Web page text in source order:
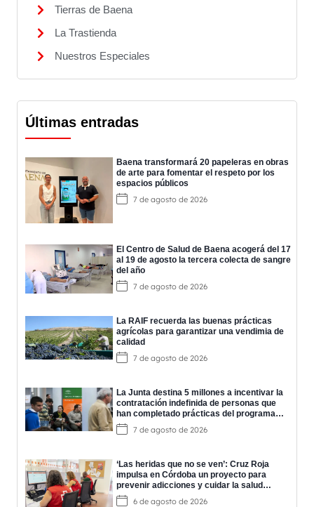
Tierras de Baena
La Trastienda
Nuestros Especiales
Últimas entradas
Baena transformará 20 papeleras en obras
de arte para fomentar el respeto por los
espacios públicos
7 de agosto de 2026
El Centro de Salud de Baena acogerá del 17
al 19 de agosto la tercera colecta de sangre
del año
7 de agosto de 2026
La RAIF recuerda las buenas prácticas
agrícolas para garantizar una vendimia de
calidad
7 de agosto de 2026
La Junta destina 5 millones a incentivar la
contratación indefinida de personas que
han completado prácticas del programa
EPES
7 de agosto de 2026
‘Las heridas que no se ven’: Cruz Roja
impulsa en Córdoba un proyecto para
prevenir adicciones y cuidar la salud
mental
6 de agosto de 2026